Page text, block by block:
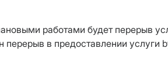
работами будет перерыв
в предоставлении